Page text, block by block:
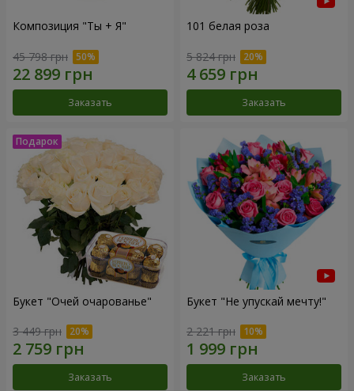
Композиция "Ты + Я"
45 798 грн
Заказать
101 белая роза
5 824 грн
Заказать
Букет "Очей очарованье"
3 449 грн
Заказать
Букет "Не упускай мечту!"
2 221 грн
Заказать